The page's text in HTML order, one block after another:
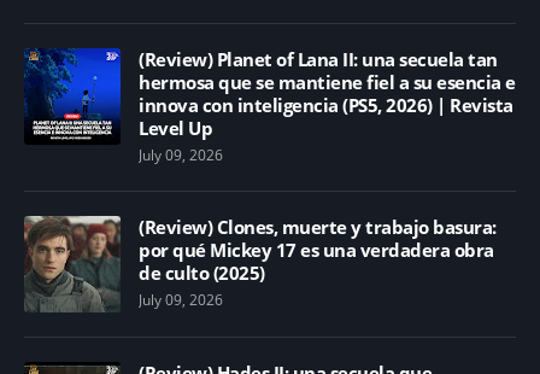
(Review) Planet of Lana II: una secuela tan
hermosa que se mantiene fiel a su esencia e
innova con inteligencia (PS5, 2026) | Revista
Level Up
July 09, 2026
(Review) Clones, muerte y trabajo basura:
por qué Mickey 17 es una verdadera obra
de culto (2025)
July 09, 2026